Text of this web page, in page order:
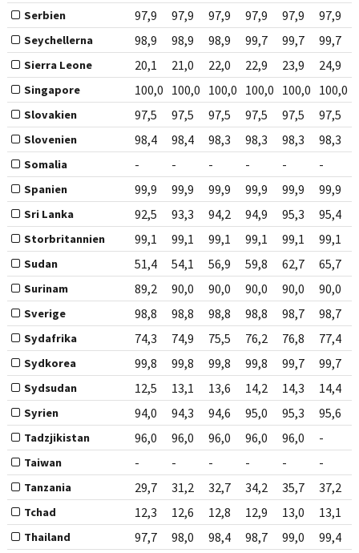
Serbien 97,9 97,9 97,9 97,9 97,9 97,9
Seychellerna 98,9 98,9 98,9 99,7 99,7 99,7
Sierra Leone 20,1 21,0 22,0 22,9 23,9 24,9
Singapore 100,0 100,0 100,0 100,0 100,0 100,0
Slovakien 97,5 97,5 97,5 97,5 97,5 97,5
Slovenien 98,4 98,4 98,3 98,3 98,3 98,3
Somalia - - - - - -
Spanien 99,9 99,9 99,9 99,9 99,9 99,9
Sri Lanka 92,5 93,3 94,2 94,9 95,3 95,4
Storbritannien 99,1 99,1 99,1 99,1 99,1 99,1
Sudan 51,4 54,1 56,9 59,8 62,7 65,7
Surinam 89,2 90,0 90,0 90,0 90,0 90,0
Sverige 98,8 98,8 98,8 98,8 98,7 98,7
Sydafrika 74,3 74,9 75,5 76,2 76,8 77,4
Sydkorea 99,8 99,8 99,8 99,8 99,7 99,7
Sydsudan 12,5 13,1 13,6 14,2 14,3 14,4
Syrien 94,0 94,3 94,6 95,0 95,3 95,6
Tadzjikistan 96,0 96,0 96,0 96,0 96,0 -
Taiwan - - - - - -
Tanzania 29,7 31,2 32,7 34,2 35,7 37,2
Tchad 12,3 12,6 12,8 12,9 13,0 13,1
Thailand 97,7 98,0 98,4 98,7 99,0 99,4